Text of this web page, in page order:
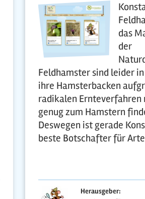
das
der
Feldhamster sind leider
ihre Hamsterbacken
radikalen Ernteverfahren
genug zum Hamstern
Deswegen ist gerade
beste Botschafter für
Herausgeber: